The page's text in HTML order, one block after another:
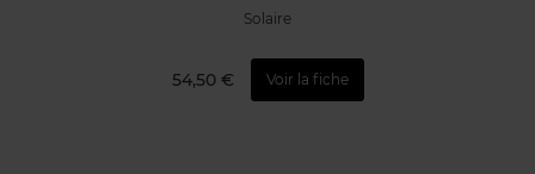
Solaire
54,50 € Voir la fiche